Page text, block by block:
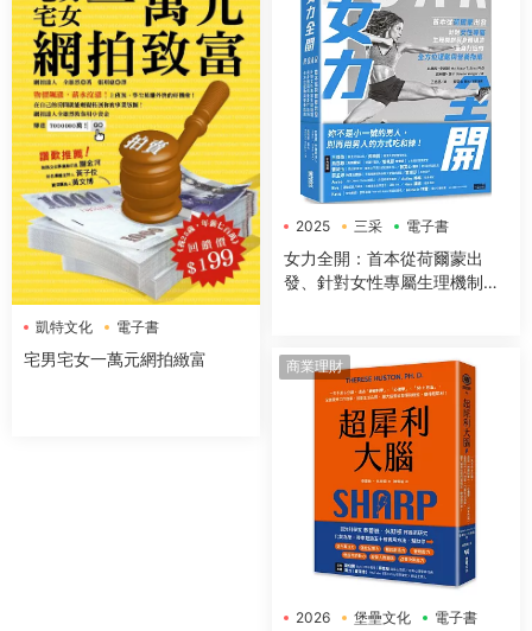
凱特文化 電子書
宅男宅女一萬元網拍緻富
2025 三采 電子書
女力全開：首本從荷爾蒙出
發、針對女性專屬生理機制與
商業理財
2026 堡壘文化 電子書